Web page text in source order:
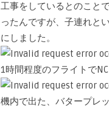
工事をしているとのこと
ったんですが、子連れと
にしました。
1時間程度のフライトで
機内で出た、バタープレ